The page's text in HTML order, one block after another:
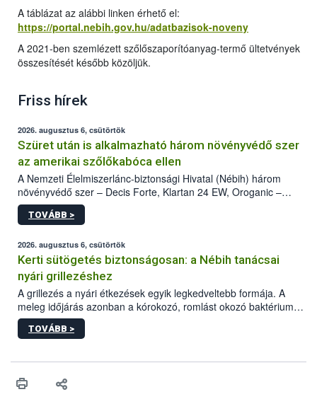
A táblázat az alábbi linken érhető el:
https://portal.nebih.gov.hu/adatbazisok-noveny
A 2021-ben szemlézett szőlőszaporítóanyag-termő ültetvények
összesítését később közöljük.
Friss hírek
2026. augusztus 6, csütörtök
Szüret után is alkalmazható három növényvédő szer
az amerikai szőlőkabóca ellen
A Nemzeti Élelmiszerlánc-biztonsági Hivatal (Nébih) három
növényvédő szer – Decis Forte, Klartan 24 EW, Oroganic –
engedélyokiratát módosította, így azok a szüretet követően,
egészen a vesszőérettség (BBCH 91) stádiumáig
érésű szőlőkben is legyen lehetőség a károsító elleni további
védekezésre. Az Oroganic készítmény kis kiszerelésben kiskerti
felhasználók számára is elérhető és ökológiai termesztésben is
engedélyezett.
TOVÁBB >
2026. augusztus 6, csütörtök
Kerti sütögetés biztonságosan: a Nébih tanácsai
nyári grillezéshez
A grillezés a nyári étkezések egyik legkedveltebb formája. A
meleg időjárás azonban a kórokozó, romlást okozó baktériumok
gyorsabb szaporodásának is kedvez. A szabadtéri sütögetés
ezért nem csupán a megfelelő sütési technikáról szól: legalább
higiéniai szabályok betartása, a megfelelő hőkezelés, valamint a
biztonsági Hivatal (Nébih) Oktatási Programja összegyűjtötte a
TOVÁBB >